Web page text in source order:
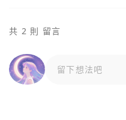
共 2 則 留言
留下想法吧